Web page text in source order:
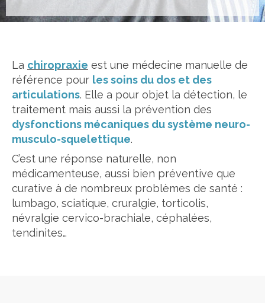
La chiropraxie est une médecine manuelle de
référence pour lessoins du dos et des
articulations. Elle a pour objet la détection, le
traitement mais aussi la prévention des
dysfonctions mécaniques du système neuro-
musculo-squelettique.
C’est une réponse naturelle, non
médicamenteuse, aussi bien préventive que
curative à de nombreux problèmes de santé :
lumbago, sciatique, cruralgie, torticolis,
névralgie cervico-brachiale, céphalées,
tendinites…